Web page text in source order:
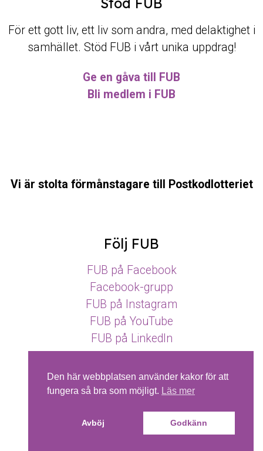
För ett gott liv, ett liv som andra, med delaktighet i
samhället. Stöd FUB i vårt unika uppdrag!
Ge en gåva till FUB
Bli medlem i FUB
Vi är stolta förmånstagare till Postkodlotteriet
Följ FUB
FUB på Facebook
Facebook-grupp
FUB på Instagram
FUB på YouTube
FUB på LinkedIn
Pictogram.se © SPSM
Den här webbplatsen använder kakor för att
fungera så bra som möjligt. Läs mer
Avböj Godkänn